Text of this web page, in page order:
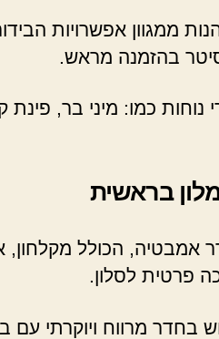
ממגוון אפשרויות
בהזמנה מראש.
נוחות כמו: מיני בר,
בראשית
הכולל מקלחון,
פרטית לסלון.
בחדר מרווח ויוקרתי